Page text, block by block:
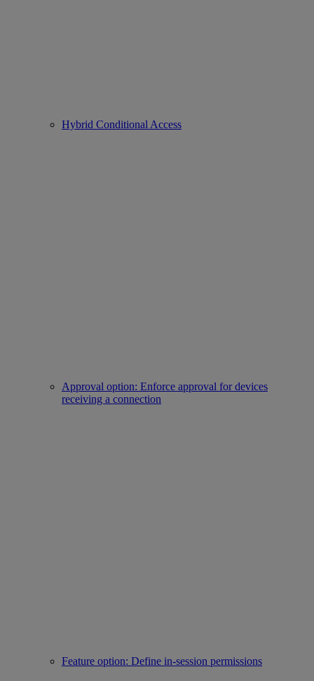
Hybrid Conditional Access
Approval option: Enforce approval for devices
receiving a connection
Feature option: Define in-session permissions